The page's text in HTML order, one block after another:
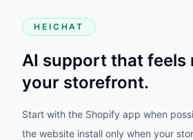
HEICHAT
AI support that feels
your storefront.
Start with the Shopify app when
the website install only when your